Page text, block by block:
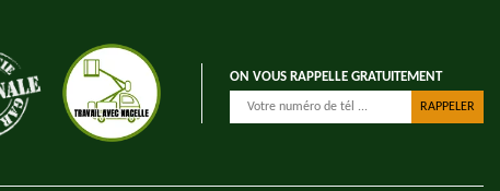
ON VOUS RAPPELLE GRATUITEMENT